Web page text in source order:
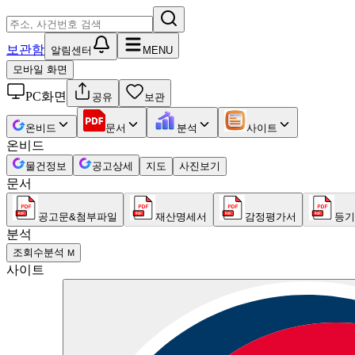
보관함 알림센터
MENU
모바일 화면
PC화면 공유 보관
온비드 문서 분석 사이트
온비드
물건정보 공고상세 지도 사진보기
문서
공고문&첨부파일 재산명세서 감정평가서 등
분석
조회수분석 M
사이트